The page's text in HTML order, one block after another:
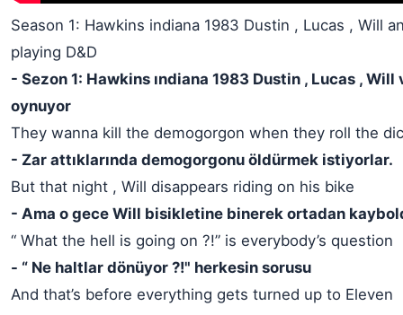
Season 1: Hawkins indiana 1983 Dustin , Lucas , Will
playing D&D
- Sezon 1: Hawkins ındiana 1983 Dustin , Lucas , Will
oynuyor
They wanna kill the demogorgon when they roll the
- Zar attıklarında demogorgonu öldürmek istiyorlar.
But that night , Will disappears riding on his bike
- Ama o gece Will bisikletine binerek ortadan
“ What the hell is going on ?!” is everybody’s question
- “ Ne haltlar dönüyor ?!" herkesin sorusu
And that’s before everything gets turned up to Eleven